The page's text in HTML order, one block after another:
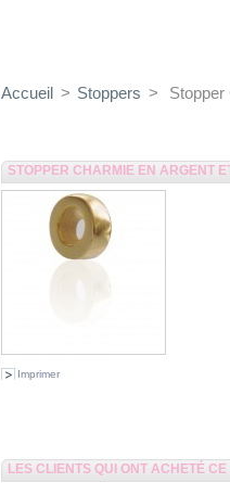
Accueil > Stoppers > Stopper
STOPPER CHARMIE EN ARGENT
Imprimer
LES CLIENTS QUI ONT ACHETÉ